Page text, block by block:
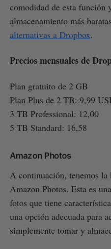
comodidad de esta función
almacenamiento más
alternativas a Dropbox.
Precios mensuales de
Plan gratuito de 2 GB
Plan Plus de 2 TB: 9,99
3 TB Professional: 12,00
5 TB Standard: 16,58
Amazon Photos
A continuación, tenemos
Amazon Photos. Esta es
fotos que tiene
una opción adecuada para
simplemente tomar y